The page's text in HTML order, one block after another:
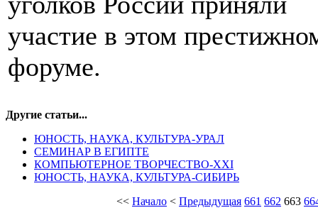
участие в этом
форуме.
Другие статьи...
ЮНОСТЬ, НАУКА, КУЛЬТУРА-УРАЛ
СЕМИНАР В ЕГИПТЕ
КОМПЬЮТЕРНОЕ ТВОРЧЕСТВО-XXI
ЮНОСТЬ, НАУКА, КУЛЬТУРА-СИБИРЬ
<< Начало < Предыдущая 661 662 663